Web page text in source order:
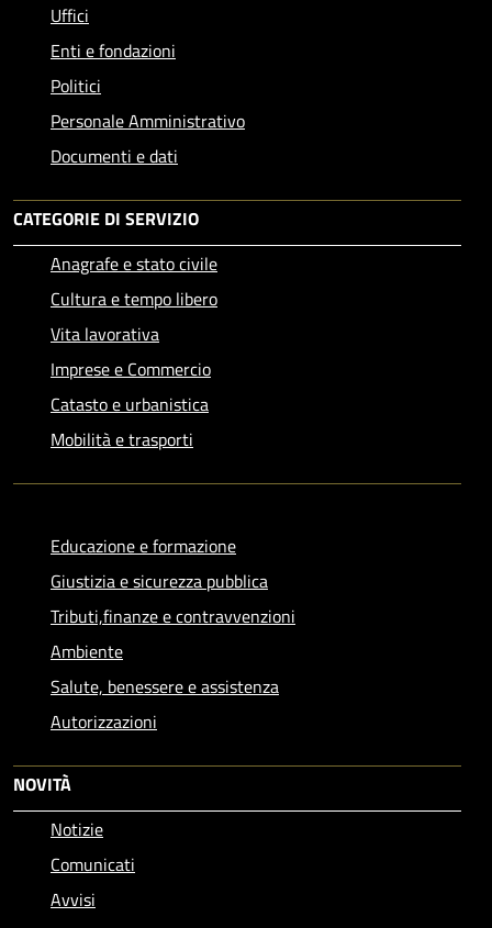
Uffici
Enti e fondazioni
Politici
Personale Amministrativo
Documenti e dati
CATEGORIE DI SERVIZIO
Anagrafe e stato civile
Cultura e tempo libero
Vita lavorativa
Imprese e Commercio
Catasto e urbanistica
Mobilità e trasporti
Educazione e formazione
Giustizia e sicurezza pubblica
Tributi,finanze e contravvenzioni
Ambiente
Salute, benessere e assistenza
Autorizzazioni
NOVITÀ
Notizie
Comunicati
Avvisi